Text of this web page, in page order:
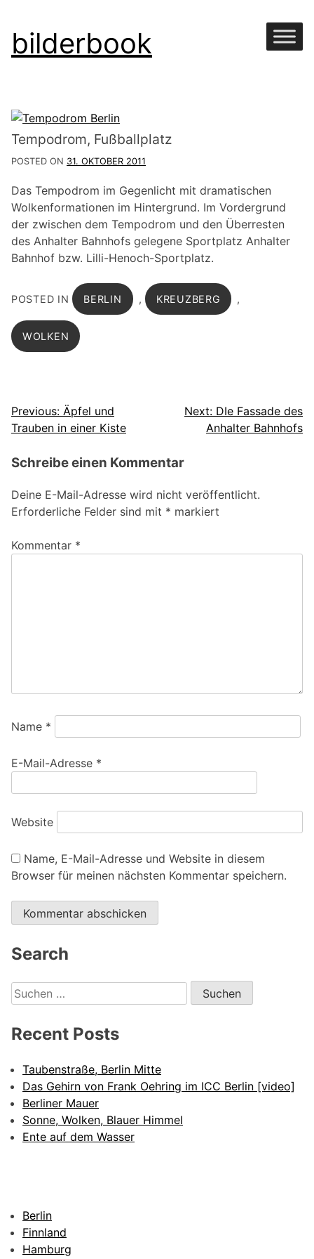
Skip
to
bilderbook
Tempodrom, Fußballplatz
POSTED ON 31. OKTOBER 2011
Das Tempodrom im Gegenlicht mit dramatischen
Wolkenformationen im Hintergrund. Im Vordergrund
der zwischen dem Tempodrom und den Überresten
des Anhalter Bahnhofs gelegene Sportplatz Anhalter
Bahnhof bzw. Lilli-Henoch-Sportplatz.
POSTED IN BERLIN , KREUZBERG ,
WOLKEN
Beitragsnavigation
Previous: Äpfel und
Trauben in einer Kiste
Next: DIe Fassade des
Anhalter Bahnhofs
Schreibe einen Kommentar
Deine E-Mail-Adresse wird nicht veröffentlicht.
Erforderliche Felder sind mit * markiert
Kommentar *
Name *
E-Mail-Adresse *
Website
Name, E-Mail-Adresse und Website in diesem
Browser für meinen nächsten Kommentar speichern.
Alternative:
Search
Suchen
nach:
Recent Posts
Taubenstraße, Berlin Mitte
Das Gehirn von Frank Oehring im ICC Berlin [video]
Berliner Mauer
Sonne, Wolken, Blauer Himmel
Ente auf dem Wasser
Berlin
Finnland
Hamburg